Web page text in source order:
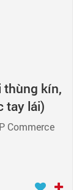
thùng kín,
tay lái)
Commerce